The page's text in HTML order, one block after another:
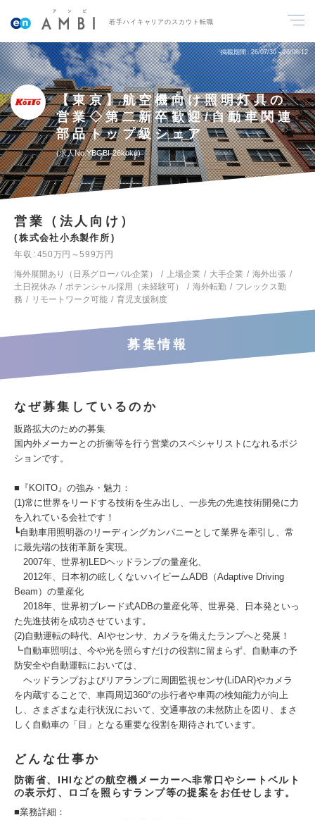
若手ハイキャリアのスカウト転職
掲載期間 26/07/30～26/08/12
【東京】航空機向け照明灯具の
営業◇第二新卒歓迎/自動車関連
部品トップ級シェア
求人No.YBGBI-26koku
営業（法人向け）
株式会社小糸製作所
年収
450万円～599万円
海外展開あり（日系グローバル企業）
上場企業 大手企業
海外出張
土日祝休み
ポテンシャル採用（未経験可） 海外転勤
フレックス勤
務
リモートワーク可能 育児支援制度
募集情報
なぜ募集しているのか
販路拡大のための募集
国内外メーカーとの折衝等を行う営業のスペシャリストになれるポジ
ションです。
■『KOITO』の強み・魅力：
(1)常に世界をリードする技術を生み出し、一歩先の先進技術開発に力
を入れている会社です！
┗自動車用照明器のリーディングカンパニーとして業界を牽引し、常
に最先端の技術革新を実現。
2007年、世界初LEDヘッドランプの量産化、
2012年、日本初の眩しくないハイビームADB（Adaptive Driving
Beam）の量産化
2018年、世界初ブレード式ADBの量産化等、世界発、日本発といっ
た先進技術を成功させています。
(2)自動運転の時代、AIやセンサ、カメラを備えたランプへと発展！
┗自動車照明は、今や光を照らすだけの役割に留まらず、自動車の予
防安全や自動運転においては、
ヘッドランプおよびリアランプに周囲監視センサ(LiDAR)やカメラ
を内蔵することで、車両周辺360°の歩行者や車両の検知能力が向上
し、さまざまな走行状況において、交通事故の未然防止を図り、まさ
しく自動車の「目」となる重要な役割を期待されています。
どんな仕事か
防衛省、IHIなどの航空機メーカーへ非常口やシートベルト
の表示灯、ロゴを照らすランプ等の提案をお任せします。
■業務詳細：